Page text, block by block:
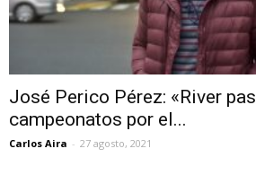
José Perico Pérez: «River
campeonatos por el...
Carlos Aira - 27 agosto, 2021